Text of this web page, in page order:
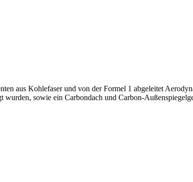
aus Kohlefaser und von der Formel 1 abgeleitet
sowie ein Carbondach und Carbon-